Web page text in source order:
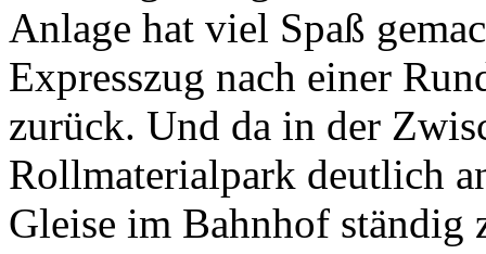
Anlage hat viel Spaß
Expresszug nach einer
zurück. Und da in der
Rollmaterialpark deutlich
Gleise im Bahnhof ständig